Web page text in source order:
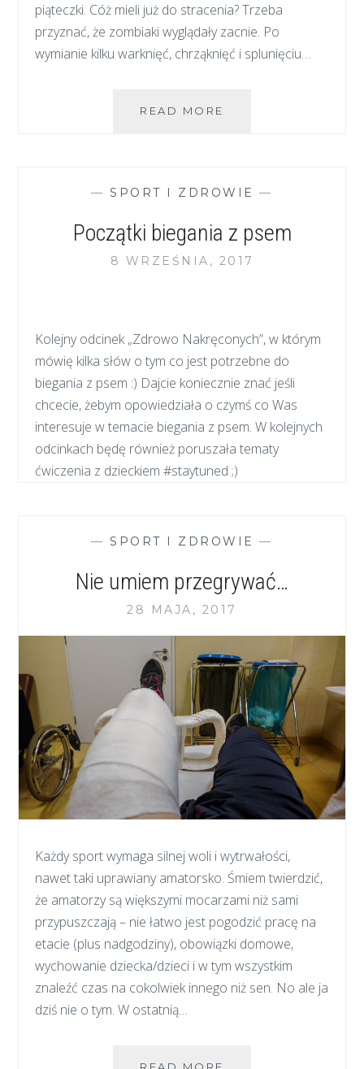
piąteczki. Cóż mieli już do stracenia? Trzeba
przyznać, że zombiaki wyglądały zacnie. Po
wymianie kilku warknięć, chrząknięć i splunięciu…
READ MORE
OR
—SPORT I ZDROWIE —
Początki biegania z psem
8 WRZEŚNIA, 2017
Kolejny odcinek „Zdrowo Nakręconych”, w którym
mówię kilka słów o tym co jest potrzebne do
biegania z psem :) Dajcie koniecznie znać jeśli
chcecie, żebym opowiedziała o czymś co Was
interesuje w temacie biegania z psem. W kolejnych
odcinkach będę również poruszała tematy
ćwiczenia z dzieckiem #staytuned ;)
—SPORT I ZDROWIE —
Nie umiem przegrywać…
28 MAJA, 2017
Każdy sport wymaga silnej woli i wytrwałości,
nawet taki uprawiany amatorsko. Śmiem twierdzić,
że amatorzy są większymi mocarzami niż sami
przypuszczają – nie łatwo jest pogodzić pracę na
etacie (plus nadgodziny), obowiązki domowe,
wychowanie dziecka/dzieci i w tym wszystkim
znaleźć czas na cokolwiek innego niż sen. No ale ja
dziś nie o tym. W ostatnią…
READ MORE